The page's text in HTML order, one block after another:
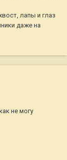
лапы и глаз
даже на
не могу